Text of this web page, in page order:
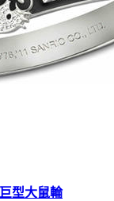
型大鼠輪